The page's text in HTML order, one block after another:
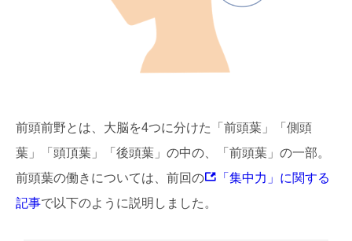
前頭前野とは、大脳を4つに分けた「前頭葉」「側頭
葉」「頭頂葉」「後頭葉」の中の、「前頭葉」の一部。
前頭葉の働きについては、前回の
「集中力」に関する
記事で以下のように説明しました。